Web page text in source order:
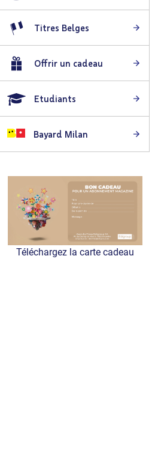
Titres Belges
Offrir un cadeau
Etudiants
Bayard Milan
Téléchargez la carte cadeau